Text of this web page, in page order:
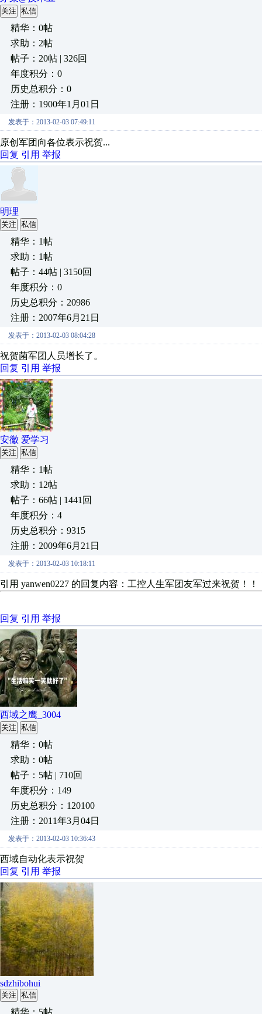
关注 私信
精华：0帖
求助：2帖
帖子：20帖 | 326回
年度积分：0
历史总积分：0
注册：1900年1月01日
发表于：2013-02-03 07:49:11
原创军团向各位表示祝贺...
回复 引用 举报
明理
关注 私信
精华：1帖
求助：1帖
帖子：44帖 | 3150回
年度积分：0
历史总积分：20986
注册：2007年6月21日
发表于：2013-02-03 08:04:28
祝贺菌军团人员增长了。
回复 引用 举报
安徽 爱学习
关注 私信
精华：1帖
求助：12帖
帖子：66帖 | 1441回
年度积分：4
历史总积分：9315
注册：2009年6月21日
发表于：2013-02-03 10:18:11
引用 yanwen0227 的回复内容：工控人生军团友军过来祝贺！！
回复 引用 举报
西域之鹰_3004
关注 私信
精华：0帖
求助：0帖
帖子：5帖 | 710回
年度积分：149
历史总积分：120100
注册：2011年3月04日
发表于：2013-02-03 10:36:43
西域自动化表示祝贺
回复 引用 举报
sdzhibohui
关注 私信
精华：5帖